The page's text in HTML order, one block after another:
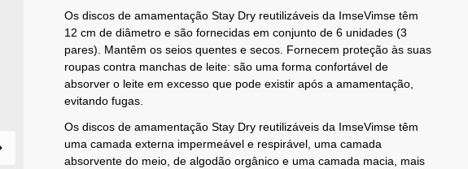
Os discos de amamentação Stay Dry reutilizáveis da ImseVimse têm
12 cm de diâmetro e são fornecidas em conjunto de 6 unidades (3
pares). Mantêm os seios quentes e secos. Fornecem proteção às suas
roupas contra manchas de leite: são uma forma confortável de
absorver o leite em excesso que pode existir após a amamentação,
evitando fugas.
Os discos de amamentação Stay Dry reutilizáveis da ImseVimse têm
uma camada externa impermeável e respirável, uma camada
absorvente do meio, de algodão orgânico e uma camada macia, mais